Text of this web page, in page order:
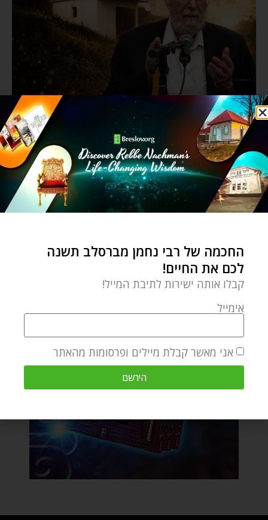
החכמה של רבי נחמן מברסלב תשנה
לכם את החיים!
קבלו אותה ישירות לתיבת המייל!
אימייל
אני מאשר קבלת מיילים ופרסומות מהאתר
הירשם